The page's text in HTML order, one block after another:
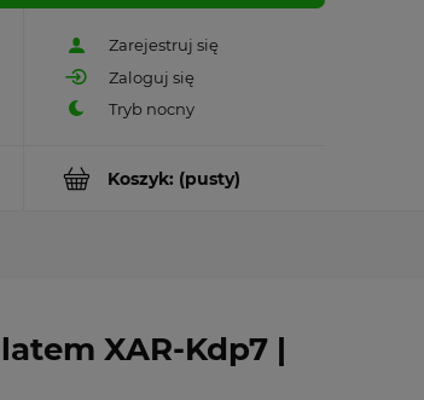
Zarejestruj się
Zaloguj się
Koszyk: (pusty)
XAR-Kdp7 |